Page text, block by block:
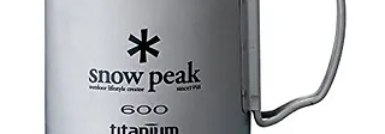
ก่อนตัดสินใจซื้อสินค้า เราอยาก
แนะนำให้คุณสอบถามทุกครั้งว่า ร้าน
ค้าที่คุณกำลังเลือกซื้อนั้น มีการรับ